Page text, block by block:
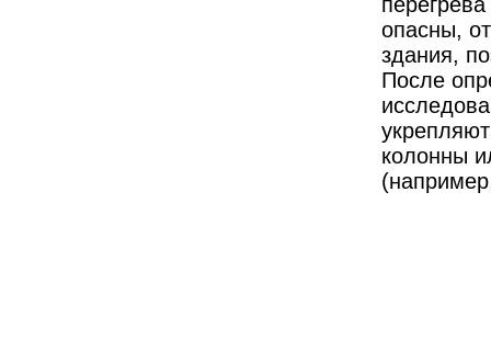
опасны,
здания,
После
колонны